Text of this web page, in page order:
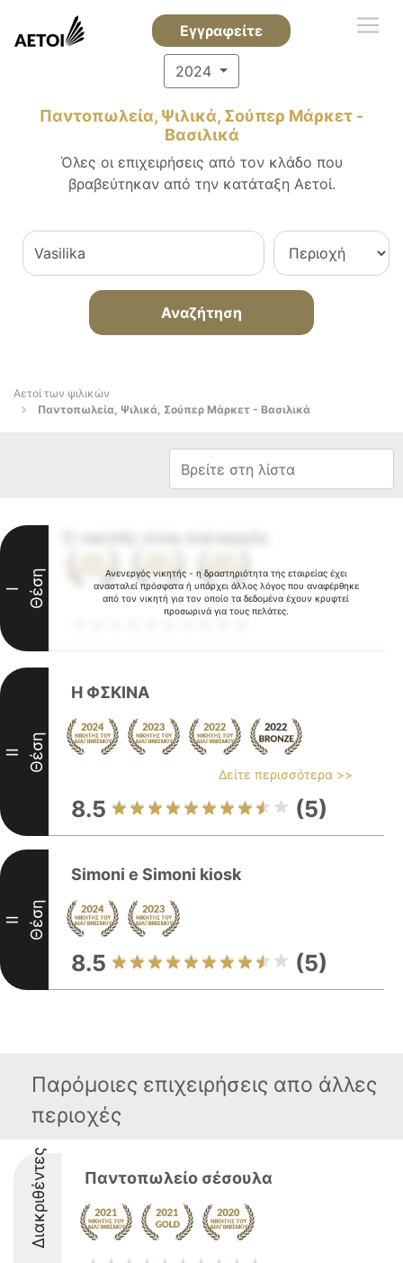
Εγγραφείτε
2024
Παντοπωλεία, Ψιλικά, Σούπερ Μάρκετ -
Βασιλικά
Όλες οι επιχειρήσεις από τον κλάδο που
βραβεύτηκαν από την κατάταξη Αετοί.
Αναζήτηση
Αετοί των ψιλικών
Παντοπωλεία, Ψιλικά, Σούπερ Μάρκετ - Βασιλικά
Ανενεργός νικητής - η δραστηριότητα της εταιρείας έχει
ανασταλεί πρόσφατα ή υπάρχει άλλος λόγος που αναφέρθηκε
από τον νικητή για τον οποίο τα δεδομένα έχουν κρυφτεί
προσωρινά για τους πελάτες.
I Θέση
II Θέση
Η ΦΣΚΙΝΑ
Δείτε περισσότερα >>
8.5 (5)
II Θέση
Simoni e Simoni kiosk
8.5 (5)
Παρόμοιες επιχειρήσεις απο άλλες
περιοχές
Διακριθέντες Παντοπωλείο σέσουλα